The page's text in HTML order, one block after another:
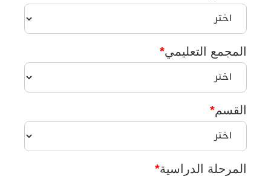
المجمع التعليمي*
القسم*
المرحلة الدراسية*